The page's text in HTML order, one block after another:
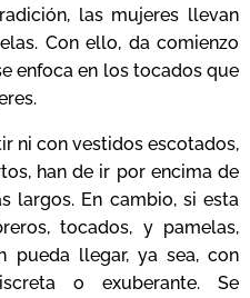
las mujeres llevan
Con ello, da comienzo
enfoca en los tocados que
ni con vestidos escotados,
han de ir por encima de
largos. En cambio, si esta
tocados, y pamelas,
pueda llegar, ya sea, con
o exuberante. Se